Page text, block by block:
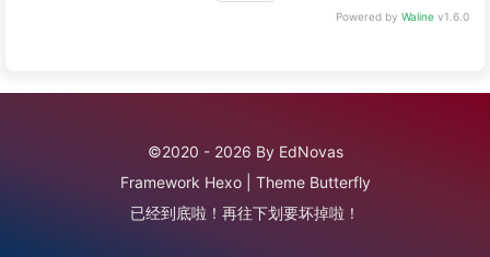
Powered by Waline v1.6.0
©2020 - 2026 By EdNovas
Framework Hexo Theme Butterfly
已经到底啦！再往下划要坏掉啦！